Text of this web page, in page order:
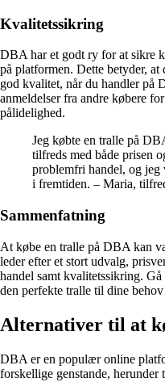
Kvalitetssikring
DBA har et godt ry for at sikre
på platformen. Dette betyder,
god kvalitet, når du handler på
anmeldelser fra andre købere
pålidelighed.
Jeg købte en tralle på
tilfreds med både prisen
problemfri handel, og
i fremtiden. – Maria,
Sammenfatning
At købe en tralle på DBA kan
leder efter et stort udvalg,
handel samt kvalitetssikring.
den perfekte tralle til dine
Alternativer til at
DBA er en populær online
forskellige genstande,